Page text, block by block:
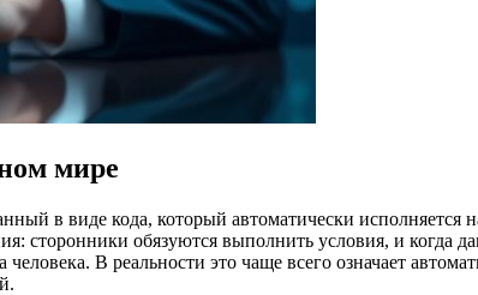
мире
в виде кода, который автоматически исполняется
сторонники обязуются выполнить условия, и когда
В реальности это чаще всего означает